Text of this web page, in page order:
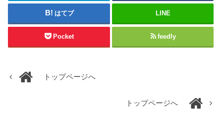
はてブ LINE
Pocket feedly
トップページへ
トップページへ